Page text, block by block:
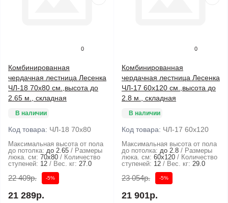
0
Комбинированная
чердачная лестница Лесенка
ЧЛ-18 70x80 см.,высота до
2.65 м., складная
В наличии
Код товара: ЧЛ-18 70x80
Максимальная высота от пола
до потолка: до 2.65
Размеры
люка. см: 70x80
Количество
ступеней: 12 Вес. кг: 27.0
22 409р. -5%
21 289р.
0
Комбинированная
чердачная лестница Лесенка
ЧЛ-17 60x120 см.,высота до
2.8 м., складная
В наличии
Код товара: ЧЛ-17 60x120
Максимальная высота от пола
до потолка: до 2.8
Размеры
люка. см: 60x120
Количество
ступеней: 12 Вес. кг: 29.0
23 054р. -5%
21 901р.